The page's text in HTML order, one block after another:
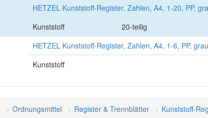
HETZEL Kunststoff-Register, Zahlen, A4, 1-20, PP,
Kunststoff
20-teilig
HETZEL Kunststoff-Register, Zahlen, A4, 1-6, PP,
Kunststoff
Ordnungsmittel Register & Trennblätter Kunststoff-